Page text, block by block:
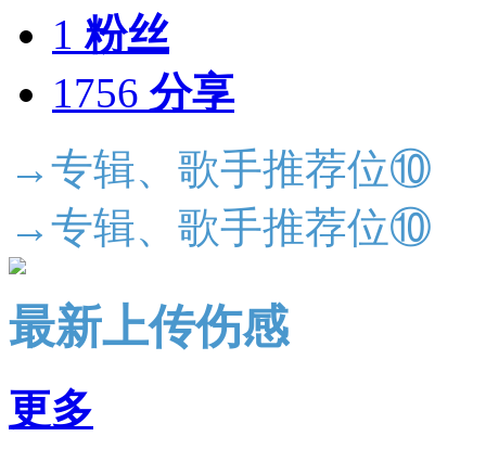
1 粉丝
1756 分享
→专辑、歌手推荐位⑩
→专辑、歌手推荐位⑩
最新上传伤感
更多